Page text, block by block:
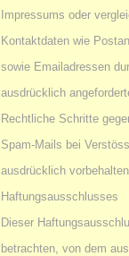
Impressums oder
Kontaktdaten wie
sowie Emailadressen
ausdrücklich
Rechtliche Schritte
Spam-Mails bei
ausdrücklich
Haftungsausschlusses
Dieser
betrachten, von dem